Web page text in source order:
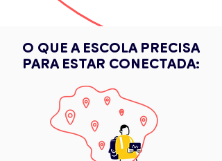
O QUE A ESCOLA PRECISA
PARA ESTAR CONECTADA: